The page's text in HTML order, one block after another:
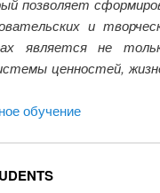
и
является не
ценностей,
обучение